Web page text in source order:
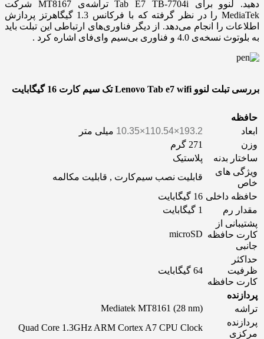
دهید. لنوو برای Tab E7 TB-7704i تراشه‌ی MT8167 شرکت
MediaTek را در ‌نظر ‌گرفته که با فرکانس 1.3 گیگاهرتز پردازش
اطلاعات را انجام می‌دهد. از دیگر فناوری‌های ارتباطی این تبلت باید
به بلوتوث نسخه‌ی 4.0 و فناوری بی‌سیم وای‌فای اشاره کرد .
بررسی تبلت لنوو Lenovo Tab e7 wifi تک سیم کارت 16 گیگابایت
ابعاد 193.2×110.54×10.35
میلی متر
وزن
271 گرم
ساختار بدنه
پلاستیک
ویژگی های
خاص
قابلیت نصب سیم‌کارت , قابلیت مکالمه
حافظه
حافظه داخلی 16 گیگابایت
مقدار رم
1 گیگابایت
پشتیبانی از
کارت حافظه
جانبی
microSD
حداکثر
ظرفیت
کارت حافظه
64 گیگابایت
پردازنده
تراشه
Mediatek MT8161 (28 nm)
پردازنده
مرکزی
Quad Core 1.3GHz ARM Cortex A7 CPU Clock